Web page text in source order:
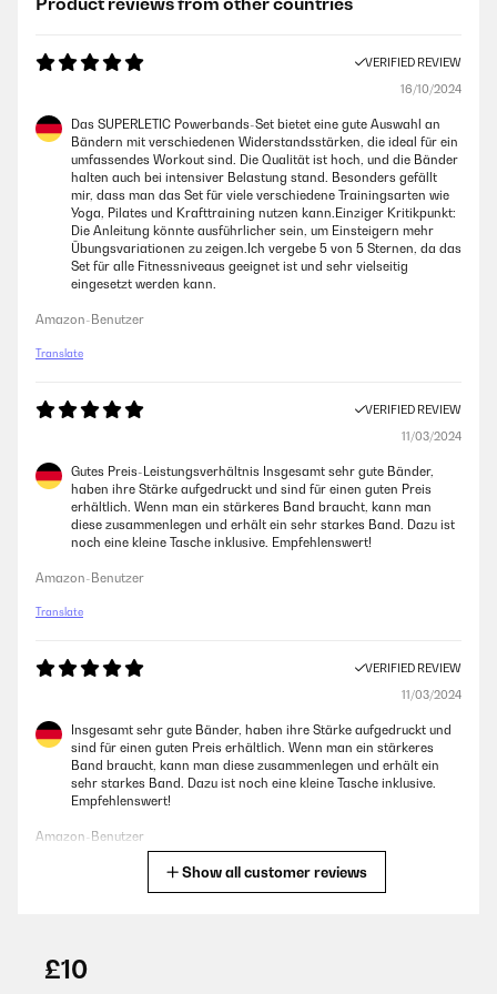
VERIFIED REVIEW
16/10/2024
Das SUPERLETIC Powerbands-Set bietet eine gute Auswahl an
Bändern mit verschiedenen Widerstandsstärken, die ideal für ein
umfassendes Workout sind. Die Qualität ist hoch, und die Bänder
halten auch bei intensiver Belastung stand. Besonders gefällt
mir, dass man das Set für viele verschiedene Trainingsarten wie
Yoga, Pilates und Krafttraining nutzen kann.Einziger Kritikpunkt:
Die Anleitung könnte ausführlicher sein, um Einsteigern mehr
Übungsvariationen zu zeigen.Ich vergebe 5 von 5 Sternen, da das
Set für alle Fitnessniveaus geeignet ist und sehr vielseitig
eingesetzt werden kann.
Amazon-Benutzer
Translate
VERIFIED REVIEW
11/03/2024
Gutes Preis-Leistungsverhältnis Insgesamt sehr gute Bänder,
haben ihre Stärke aufgedruckt und sind für einen guten Preis
erhältlich. Wenn man ein stärkeres Band braucht, kann man
diese zusammenlegen und erhält ein sehr starkes Band. Dazu ist
noch eine kleine Tasche inklusive. Empfehlenswert!
Amazon-Benutzer
Translate
VERIFIED REVIEW
11/03/2024
Insgesamt sehr gute Bänder, haben ihre Stärke aufgedruckt und
sind für einen guten Preis erhältlich. Wenn man ein stärkeres
Band braucht, kann man diese zusammenlegen und erhält ein
sehr starkes Band. Dazu ist noch eine kleine Tasche inklusive.
Empfehlenswert!
Amazon-Benutzer
Show all customer reviews
£10